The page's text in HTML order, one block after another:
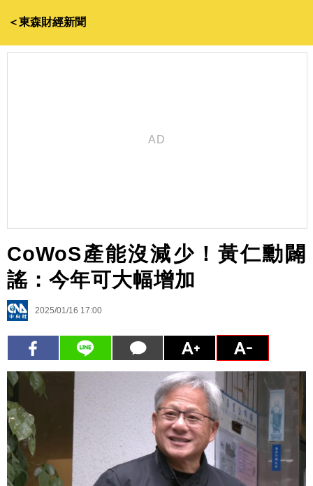
＜東森財經新聞
CoWoS產能沒減少！黃仁勳闢
謠：今年可大幅增加
2025/01/16 17:00